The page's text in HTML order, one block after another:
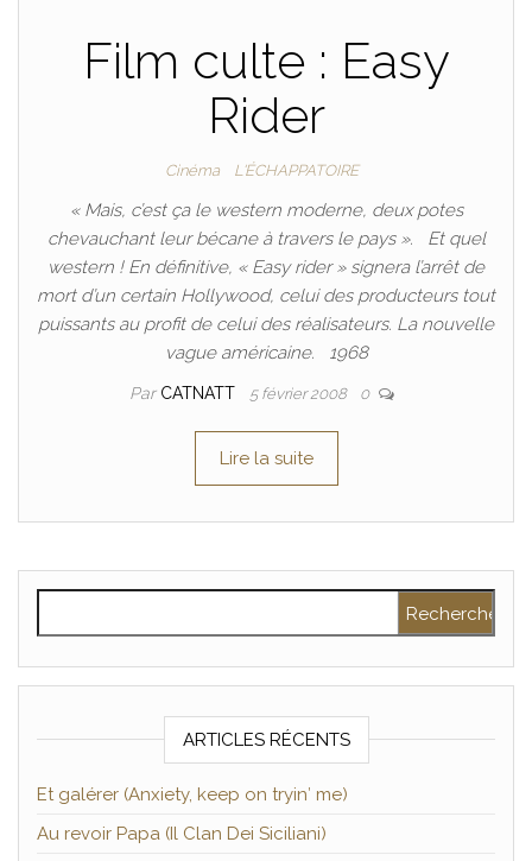
Film culte : Easy
Rider
Cinéma L'ÉCHAPPATOIRE
« Mais, c’est ça le western moderne, deux potes
chevauchant leur bécane à travers le pays ». Et quel
western ! En définitive, « Easy rider » signera l’arrêt de
mort d’un certain Hollywood, celui des producteurs tout
puissants au profit de celui des réalisateurs. La nouvelle
vague américaine. 1968
Par CATNATT 5 février 2008 0
Lire la suite
ARTICLES RÉCENTS
Et galérer (Anxiety, keep on tryin′ me)
Au revoir Papa (Il Clan Dei Siciliani)